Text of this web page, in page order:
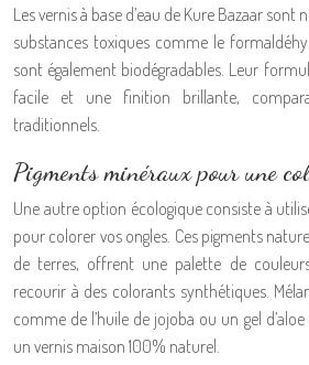
Les vernis à base d’eau de Kure Bazaar
substances toxiques comme le
sont également biodégradables. Leur
facile et une finition brillante,
traditionnels.
Pigments minéraux pour une
Une autre option écologique consiste à
pour colorer vos ongles. Ces pigments
de terres, offrent une palette de
recourir à des colorants synthétiques.
comme de l’huile de jojoba ou un gel
un vernis maison 100% naturel.